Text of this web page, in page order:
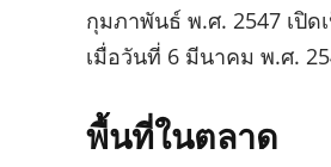
กุมภาพันธ์ พ.ศ. 2547 เปิด
เมื่อวันที่ 6 มีนาคม พ.ศ.
พื้นที่ในตลาด